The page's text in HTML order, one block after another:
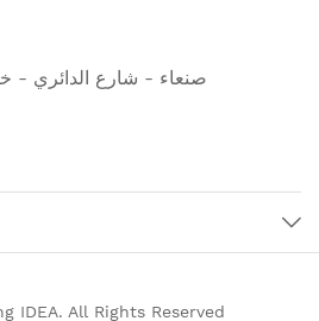
صنعاء - شارع الدائري -
IDEA. All Rights Reserved